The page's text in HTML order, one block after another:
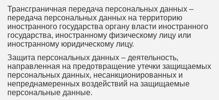
Трансграничная передача персональных данных –
передача персональных данных на территорию
иностранного государства органу власти иностранного
государства, иностранному физическому лицу или
иностранному юридическому лицу.
Защита персональных данных – деятельность,
направленная на предотвращение утечки защищаемых
персональных данных, несанкционированных и
непреднамеренных воздействий на защищаемые
персональные данные.